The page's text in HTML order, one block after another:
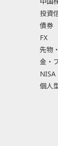
投資
債券
FX
先物
金・
NISA
個人